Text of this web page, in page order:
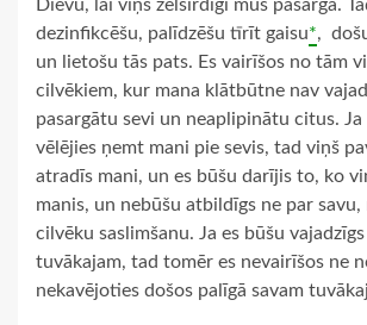
Dievu, lai viņš žēlsirdīgi mūs pasargā.
dezinfikcēšu, palīdzēšu tīrīt gaisu*,
un lietošu tās pats. Es vairīšos no tām
cilvēkiem, kur mana klātbūtne nav
pasargātu sevi un neaplipinātu citus. Ja
vēlējies ņemt mani pie sevis, tad viņš
atradīs mani, un es būšu darījis to, ko
manis, un nebūšu atbildīgs ne par savu,
cilvēku saslimšanu. Ja es būšu vajadzīgs
tuvākajam, tad tomēr es nevairīšos ne
nekavējoties došos palīgā savam